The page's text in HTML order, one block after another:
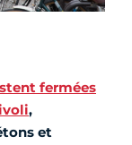
fermées
,
et